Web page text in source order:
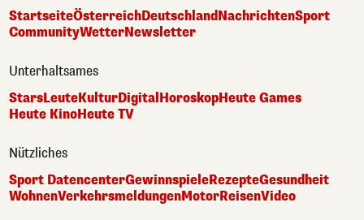
StartseiteÖsterreichDeutschlandNachrichtenSport
CommunityWetterNewsletter
Unterhaltsames
StarsLeuteKulturDigital HoroskopHeute Games
Heute KinoHeute TV
Nützliches
Sport DatencenterGewinnspieleRezepteGesundheit
WohnenVerkehrsmeldungenMotorReisenVideo